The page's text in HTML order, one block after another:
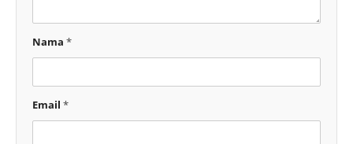
Nama *
Email *